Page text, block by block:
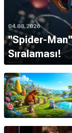
04.08.2026
''Spider-
Sıralaması!